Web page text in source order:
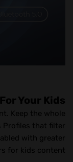
For Your Kids
Keep the whole
Profiles that filter
with greater
for kids content.